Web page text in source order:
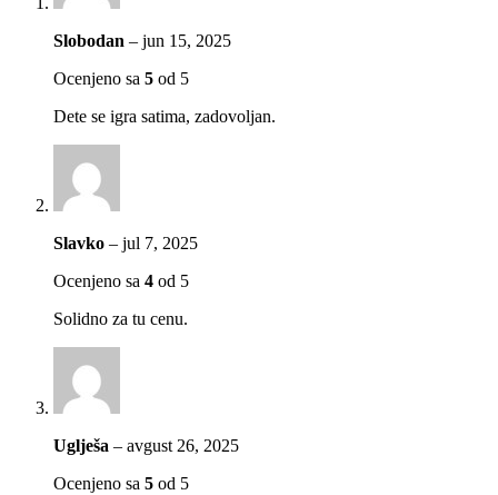
Slobodan – jun 15, 2025
Ocenjeno sa 5 od 5
Dete se igra satima, zadovoljan.
Slavko – jul 7, 2025
Ocenjeno sa 4 od 5
Solidno za tu cenu.
Uglješa – avgust 26, 2025
Ocenjeno sa 5 od 5